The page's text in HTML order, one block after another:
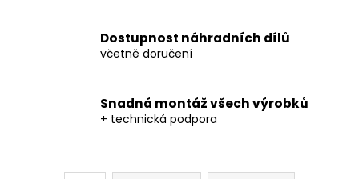
Dostupnost náhradních dílů
včetně doručení
Snadná montáž všech výrobků
+ technická podpora